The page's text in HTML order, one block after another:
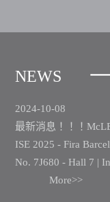
NEWS
2024-10-08
最新消息！！！
ISE 2025 - Fira
No. 7J680 - Hall 7 |
More>>